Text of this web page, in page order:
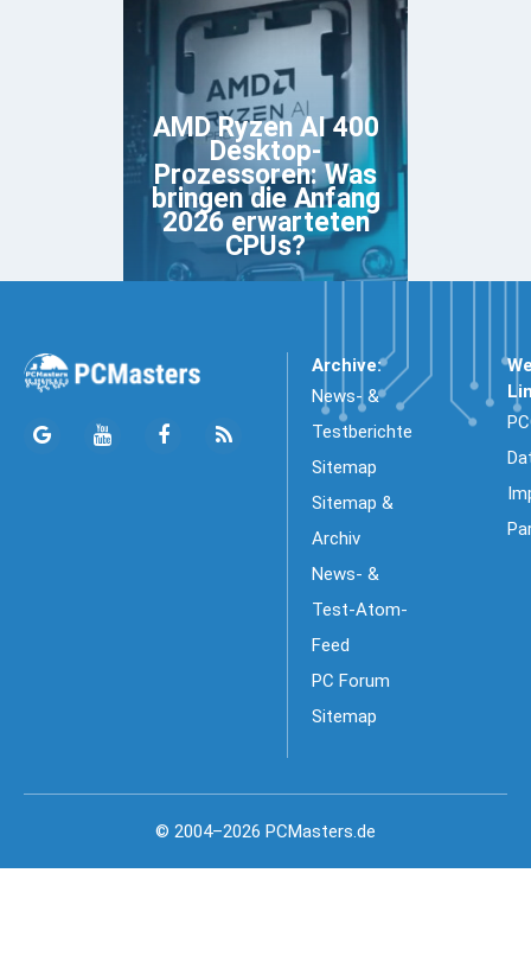
AMD Ryzen AI 400
Desktop-
Prozessoren: Was
bringen die Anfang
2026 erwarteten
CPUs?
Archive:
News- &
Testberichte
Sitemap
Sitemap &
Archiv
News- &
Test-Atom-
Feed
PC Forum
Sitemap
© 2004–2026 PCMasters.de